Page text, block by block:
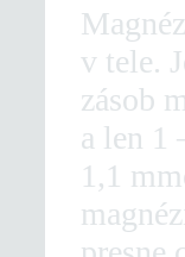
v tele.
zásob
a len 1
1,1